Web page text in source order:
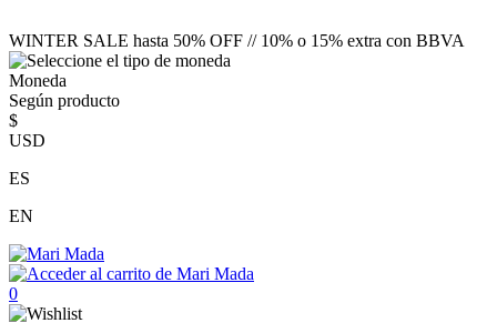
WINTER SALE hasta 50% OFF // 10% o 15% extra con BBVA
Moneda
Según producto
$
USD
ES
EN
0